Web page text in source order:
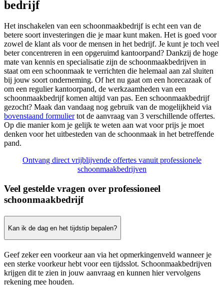
bedrijf
Het inschakelen van een schoonmaakbedrijf is echt een van de
betere soort investeringen die je maar kunt maken. Het is goed voor
zowel de klant als voor de mensen in het bedrijf. Je kunt je toch veel
beter concentreren in een opgeruimd kantoorpand? Dankzij de hoge
mate van kennis en specialisatie zijn de schoonmaakbedrijven in
staat om een schoonmaak te verrichten die helemaal aan zal sluiten
bij jouw soort onderneming. Of het nu gaat om een horecazaak of
om een regulier kantoorpand, de werkzaamheden van een
schoonmaakbedrijf komen altijd van pas. Een schoonmaakbedrijf
gezocht? Maak dan vandaag nog gebruik van de mogelijkheid via
bovenstaand formuliertot de aanvraag van 3 verschillende offertes.
Op die manier kom je gelijk te weten aan wat voor prijs je moet
denken voor het uitbesteden van de schoonmaak in het betreffende
pand.
Ontvang direct vrijblijvende offertes vanuit professionele
schoonmaakbedrijven
Veel gestelde vragen over professioneel
schoonmaakbedrijf
Kan ik de dag en het tijdstip bepalen?
Geef zeker een voorkeur aan via het opmerkingenveld wanneer je
een sterke voorkeur hebt voor een tijdsslot. Schoonmaakbedrijven
krijgen dit te zien in jouw aanvraag en kunnen hier vervolgens
rekening mee houden.